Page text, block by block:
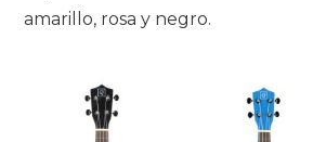
amarillo, rosa y negro.